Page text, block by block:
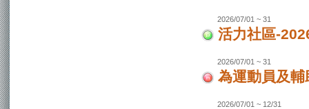
2026/07/01 ~ 31
活力社區-
2026/07/01 ~ 31
為運動員及
2026/07/01 ~ 12/31